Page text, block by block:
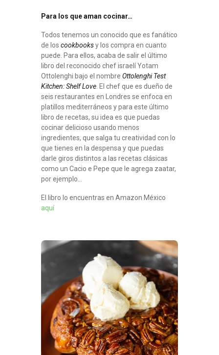
Para los que aman cocinar…
Todos tenemos un conocido que es fanático
de los cookbooksy los compra en cuanto
puede. Para ellos, acaba de salir el último
libro del reconocido chef israelí Yotam
Ottolenghi bajo el nombre Ottolenghi Test
Kitchen: Shelf Love. El chef que es dueño de
seis restaurantes en Londres se enfoca en
platillos mediterráneos y para este último
libro de recetas, su idea es que puedas
cocinar delicioso usando menos
ingredientes, que salga tu creatividad con lo
que tienes en la despensa y que puedas
darle giros distintos a las recetas clásicas
como un Cacio e Pepe que le agrega zaatar,
por ejemplo…
El libro lo encuentras en Amazon México
aquí